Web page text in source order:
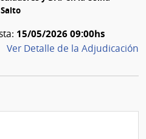
15/05/2026 09:00hs
Ver Detalle de la Adjudicación